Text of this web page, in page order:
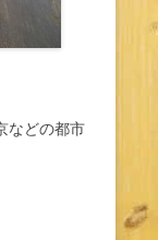
などの都市